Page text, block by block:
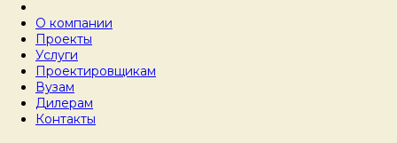
О компании
Проекты
Услуги
Проектировщикам
Вузам
Дилерам
Контакты